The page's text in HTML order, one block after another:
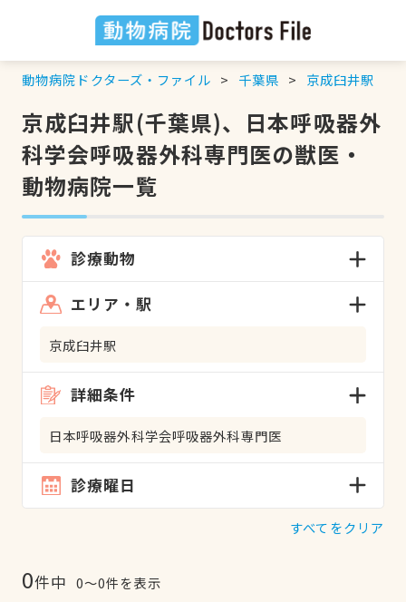
動物病院ドクターズ・ファイル 千葉県 京成臼井駅
京成臼井駅(千葉県)、日本呼吸器外
科学会呼吸器外科専門医の獣医・
動物病院一覧
診療動物
エリア・駅
京成臼井駅
詳細条件
日本呼吸器外科学会呼吸器外科専門医
診療曜日
すべてをクリア
0件中 0〜0件を表示